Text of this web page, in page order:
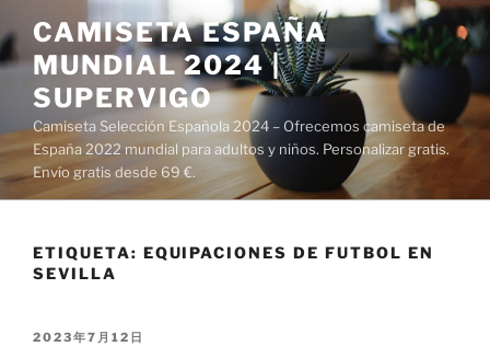
al
contenido
CAMISETA ESPAÑA
MUNDIAL 2024 |
SUPERVIGO
Camiseta Selección Española 2024 – Ofrecemos camiseta de
España 2022 mundial para adultos y niños. Personalizar gratis.
Envío gratis desde 69 €.
ETIQUETA: EQUIPACIONES DE FUTBOL EN
SEVILLA
PUBLICADO
2023年7月12日